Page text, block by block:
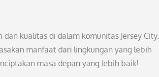
kualitas di dalam komunitas Jersey City.
manfaat dari lingkungan yang lebih
masa depan yang lebih baik!